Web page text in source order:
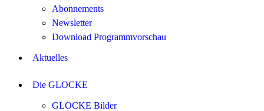
Abonnements
Newsletter
Download Programmvorschau
Aktuelles
Die GLOCKE
GLOCKE Bilder